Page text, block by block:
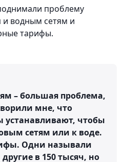
проблему
и водным сетям и
тарифы.
– большая проблема,
мне, что
чтобы
сетям или к воде.
Одни называли
в 150 тысяч, но